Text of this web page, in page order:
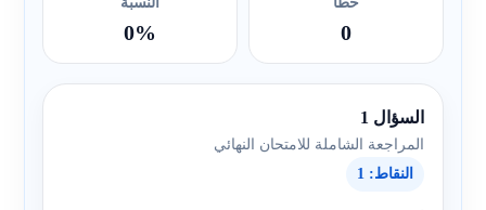
0
0%
السؤال 1
المراجعة الشاملة للامتحان النهائي
النقاط: 1